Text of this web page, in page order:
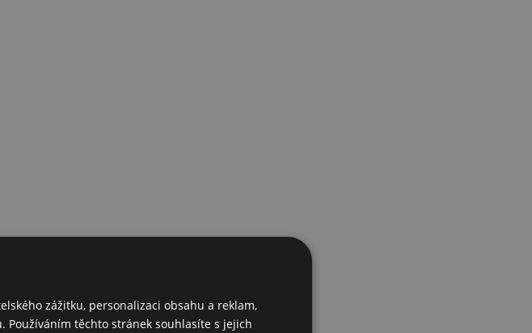
zážitku, personalizaci obsahu a reklam,
Používáním těchto stránek souhlasíte s jejich